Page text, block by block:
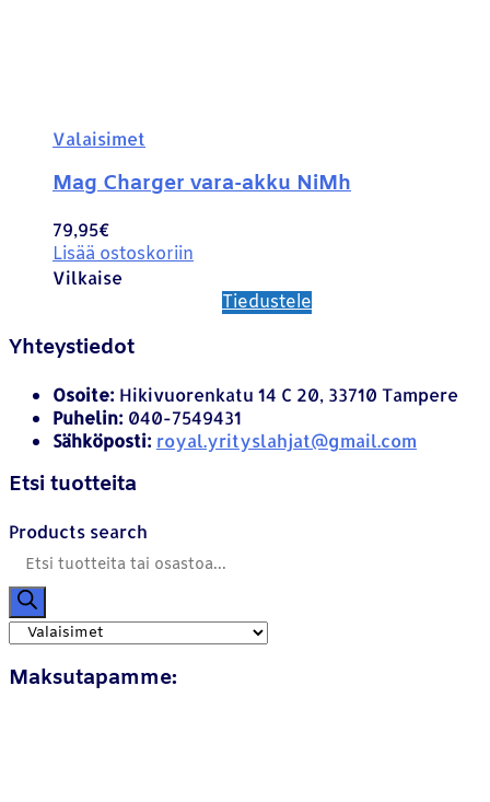
Valaisimet
Mag Charger vara-akku NiMh
79,95€
Lisää ostoskoriin
Vilkaise
Tiedustele
Yhteystiedot
Osoite: Hikivuorenkatu 14 C 20, 33710 Tampere
Puhelin: 040-7549431
Sähköposti: royal.yrityslahjat@gmail.com
Etsi tuotteita
Products search
Maksutapamme: